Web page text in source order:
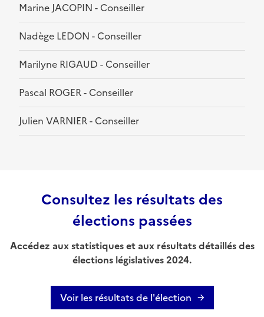
Marine JACOPIN - Conseiller
Nadège LEDON - Conseiller
Marilyne RIGAUD - Conseiller
Pascal ROGER - Conseiller
Julien VARNIER - Conseiller
Consultez les résultats des
élections passées
Accédez aux statistiques et aux résultats détaillés des
élections législatives 2024.
Voir les résultats de l'élection